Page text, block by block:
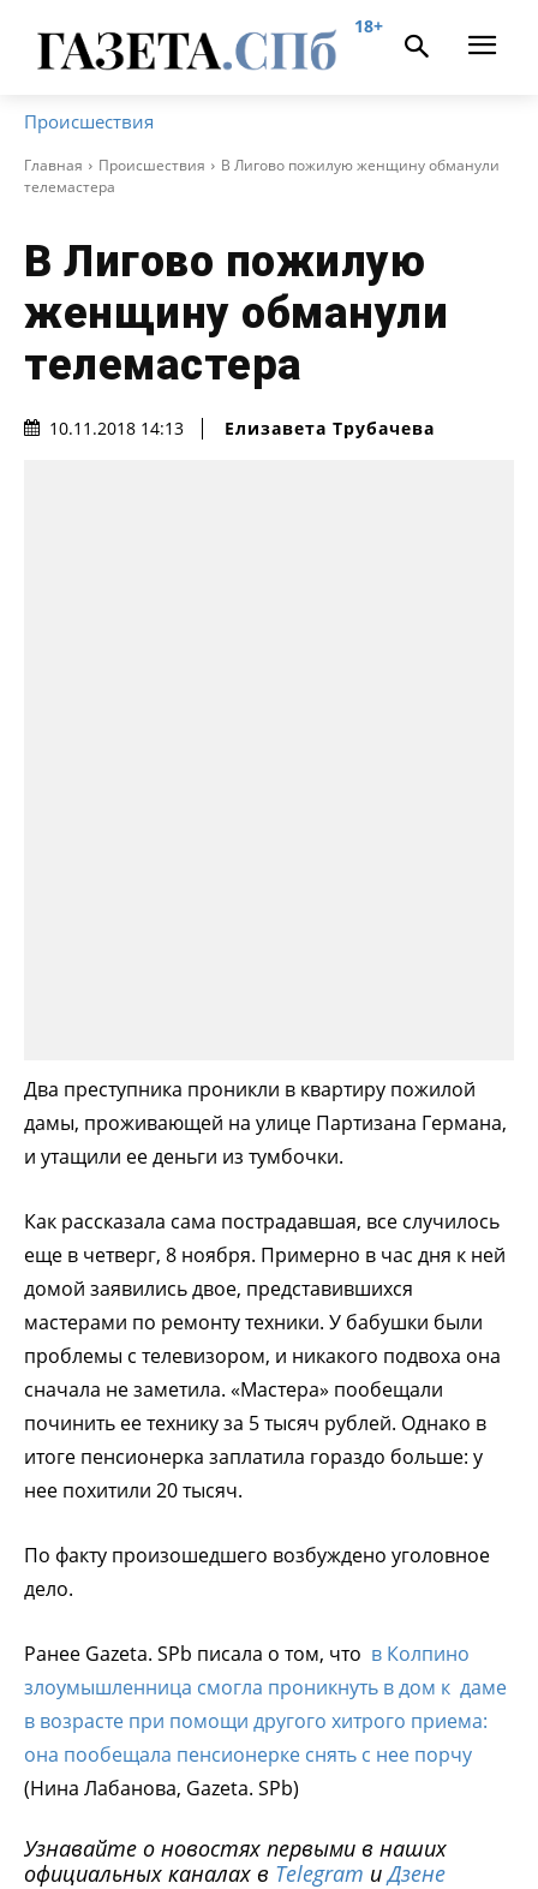
18+
Происшествия
Главная Происшествия
В Лигово пожилую женщину обманули
телемастера
В Лигово пожилую
женщину обманули
телемастера
10.11.2018 14:13 Елизавета Трубачева
Два преступника проникли в квартиру пожилой
дамы, проживающей на улице Партизана Германа,
и утащили ее деньги из тумбочки.
Как рассказала сама пострадавшая, все случилось
еще в четверг, 8 ноября. Примерно в час дня к ней
домой заявились двое, представившихся
мастерами по ремонту техники. У бабушки были
проблемы с телевизором, и никакого подвоха она
сначала не заметила. «Мастера» пообещали
починить ее технику за 5 тысяч рублей. Однако в
итоге пенсионерка заплатила гораздо больше: у
нее похитили 20 тысяч.
По факту произошедшего возбуждено уголовное
дело.
Ранее Gazeta. SPb писала о том, что в Колпино
злоумышленница смогла проникнуть в дом к даме
в возрасте при помощи другого хитрого приема:
она пообещала пенсионерке снять с нее порчу
(Нина Лабанова, Gazeta. SPb)
Узнавайте о новостях первыми в наших
официальных каналах в Telegram иДзене